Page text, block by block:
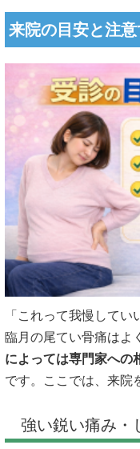
来院の目安と注
「これって我慢してい
臨月の尾てい骨痛はよ
によっては専門家への
です。ここでは、来院
強い鋭い痛み・